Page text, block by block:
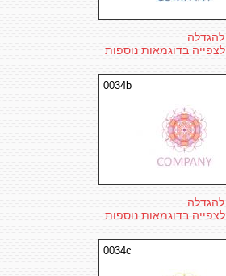
להגדלה
לצפייה בדוגמאות נוספות
0034b
להגדלה
לצפייה בדוגמאות נוספות